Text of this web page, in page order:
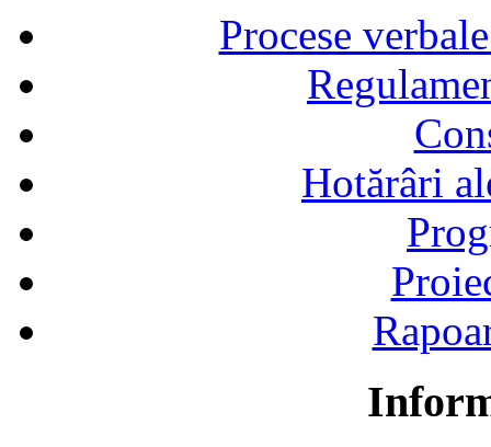
Procese
Hotărâri